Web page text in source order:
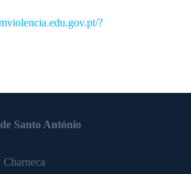
gov.pt/?
Santo António